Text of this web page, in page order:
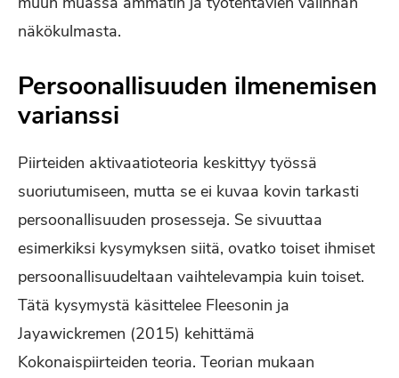
näkökulmasta.
Persoonallisuuden ilmenemisen
varianssi
Piirteiden aktivaatioteoria keskittyy työssä
suoriutumiseen, mutta se ei kuvaa kovin tarkasti
persoonallisuuden prosesseja. Se sivuuttaa
esimerkiksi kysymyksen siitä, ovatko toiset ihmiset
persoonallisuudeltaan vaihtelevampia kuin toiset.
Tätä kysymystä käsittelee Fleesonin ja
Jayawickremen (2015) kehittämä
Kokonaispiirteiden teoria. Teorian mukaan